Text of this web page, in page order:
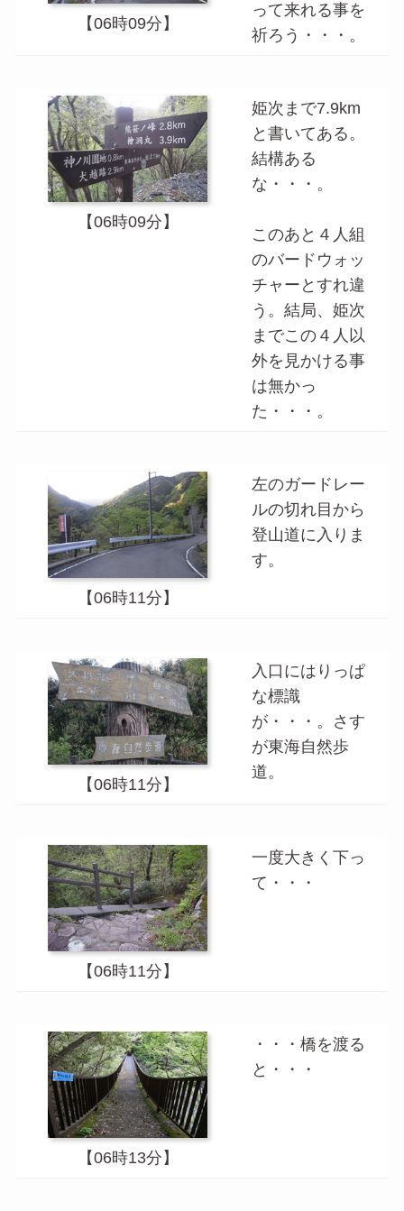
【06時09分】
って来れる事を
祈ろう・・・。
【06時09分】
姫次まで7.9km
と書いてある。
結構ある
な・・・。
このあと４人組
のバードウォッ
チャーとすれ違
う。結局、姫次
までこの４人以
外を見かける事
は無かっ
た・・・。
【06時11分】
左のガードレー
ルの切れ目から
登山道に入りま
す。
【06時11分】
入口にはりっぱ
な標識
が・・・。さす
が東海自然歩
道。
【06時11分】
一度大きく下っ
て・・・
【06時13分】
・・・橋を渡る
と・・・